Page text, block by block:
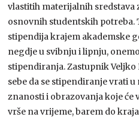
vlastitih materijalnih sredstava
osnovnih studentskih potreba.
stipendija krajem akademske
negdje u svibnju i lipnju,
stipendiranja. Zastupnik Veljko
sebe da se stipendiranje vrati
znanosti i obrazovanja koje će
vrše na vrijeme, barem do